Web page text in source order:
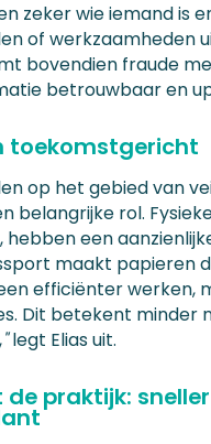
zeker wie iemand is
of werkzaamheden
bovendien fraude
betrouwbaar en
toekomstgericht
op het gebied van
belangrijke rol.
een
maakt papieren
efficiënter werken,
Dit betekent minder
"legt Elias uit.
praktijk: